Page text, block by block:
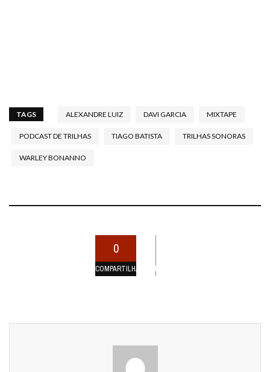
TAGS ALEXANDRE LUIZ DAVI GARCIA MIXTAPE
PODCAST DE TRILHAS TIAGO BATISTA TRILHAS SONORAS
WARLEY BONANNO
0
COMPARTILHAMENTOS